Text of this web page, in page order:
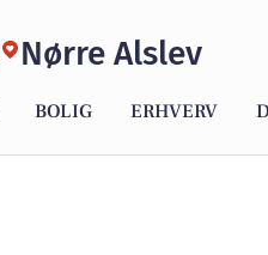
Nørre Alslev
BOLIG ERHVERV